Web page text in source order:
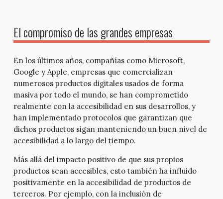
El compromiso de las grandes empresas
En los últimos años, compañías como Microsoft,
Google y Apple, empresas que comercializan
numerosos productos digitales usados de forma
masiva por todo el mundo, se han comprometido
realmente con la accesibilidad en sus desarrollos, y
han implementado protocolos que garantizan que
dichos productos sigan manteniendo un buen nivel de
accesibilidad a lo largo del tiempo.
Más allá del impacto positivo de que sus propios
productos sean accesibles, esto también ha influido
positivamente en la accesibilidad de productos de
terceros. Por ejemplo, con la inclusión de